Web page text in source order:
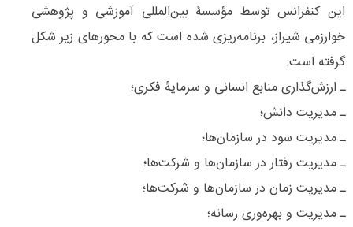
این کنفرانس توسط مؤسسۀ بین‌المللی آموزشی و پژوهشی
خوارزمی شیراز، برنامه‌‌ریزی شده است که با محورهای زیر شکل
گرفته است:
ـ ارزش‌گذاری منابع انسانی و سرمایۀ فکری؛
ـ مدیریت دانش؛
ـ مدیریت سود در سازمان‌‌ها؛
ـ مدیریت رفتار در سازمان‌ها و شرکت‌ها؛
ـ مدیریت زمان در سازمان‌ها و شرکت‌ها؛
ـ مدیریت و بهره‌‌وری رسانه؛